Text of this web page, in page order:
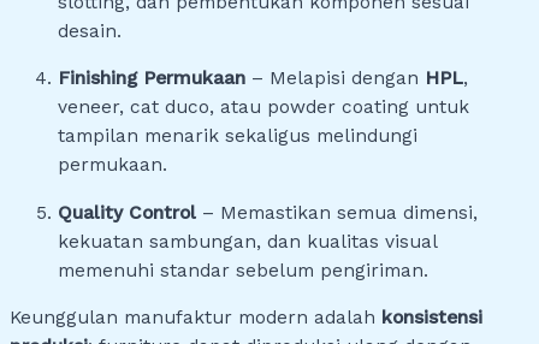
desain.
Finishing Permukaan – Melapisi dengan HPL,
veneer, cat duco, atau powder coating untuk
tampilan menarik sekaligus melindungi
permukaan.
Quality Control – Memastikan semua dimensi,
kekuatan sambungan, dan kualitas visual
memenuhi standar sebelum pengiriman.
Keunggulan manufaktur modern adalah konsistensi